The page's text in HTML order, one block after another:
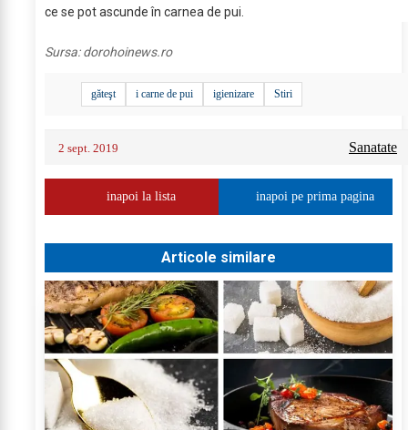
ce se pot ascunde în carnea de pui.
Sursa:dorohoinews.ro
găteşt i carne de pui igienizare Stiri
2 sept. 2019 Sanatate
inapoi la lista inapoi pe prima pagina
Articole similare